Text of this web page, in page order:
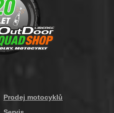
Prodej motocyklů